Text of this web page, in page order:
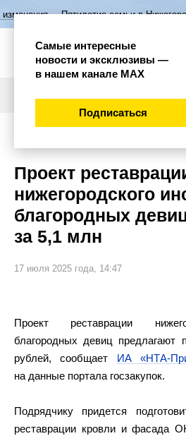
Пятилетие семьи в Нижегородской
Проект
нижегородского
благородных
за 5,1 млн
17 июля 2025 года, 14:47
Проект реставрации
благородных девиц предлагают
рублей, сообщает ИА «НТА-
на данные портала госзакупок.
Подрядчику придется
реставрации кровли и фасада
Самые интересные
новости и эксклюзивы —
в нашем канале МАХ
Подписаться